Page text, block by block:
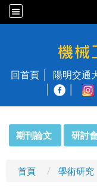
國立陽
回首頁 陽明交通
期刊論文 研討
首頁 學術研究